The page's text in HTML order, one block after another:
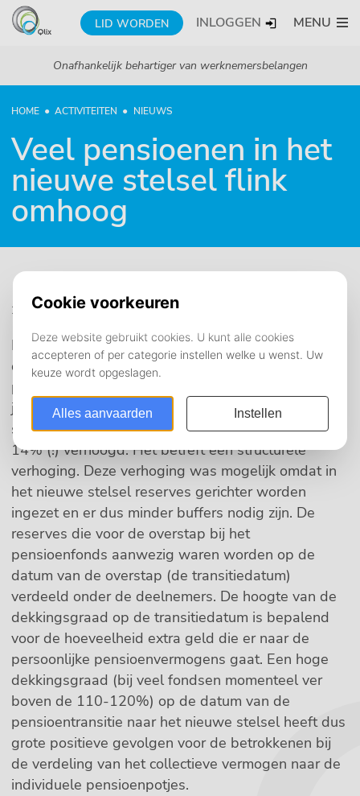
LID WORDEN INLOGGEN MENU
Onafhankelijk behartiger van werknemersbelangen
HOME ACTIVITEITEN NIEUWS
Veel pensioenen in het
nieuwe stelsel flink
omhoog
29 april 2026
De pensioenen en de pensioenaanspraken van de
deelnemers en gepensioneerden van de
pensioenfondsen die op 1 januari 2024 en op 1
januari 2025 zijn overgegaan naar het nieuwe
stelsel zijn dankzij die overstap gemiddeld met
14% (!) verhoogd. Het betreft een structurele
verhoging. Deze verhoging was mogelijk omdat in
het nieuwe stelsel reserves gerichter worden
ingezet en er dus minder buffers nodig zijn. De
reserves die voor de overstap bij het
pensioenfonds aanwezig waren worden op de
datum van de overstap (de transitiedatum)
verdeeld onder de deelnemers. De hoogte van de
dekkingsgraad op de transitiedatum is bepalend
voor de hoeveelheid extra geld die er naar de
persoonlijke pensioenvermogens gaat. Een hoge
dekkingsgraad (bij veel fondsen momenteel ver
boven de 110-120%) op de datum van de
pensioentransitie naar het nieuwe stelsel heeft dus
grote positieve gevolgen voor de betrokkenen bij
de verdeling van het collectieve vermogen naar de
individuele pensioenpotjes.